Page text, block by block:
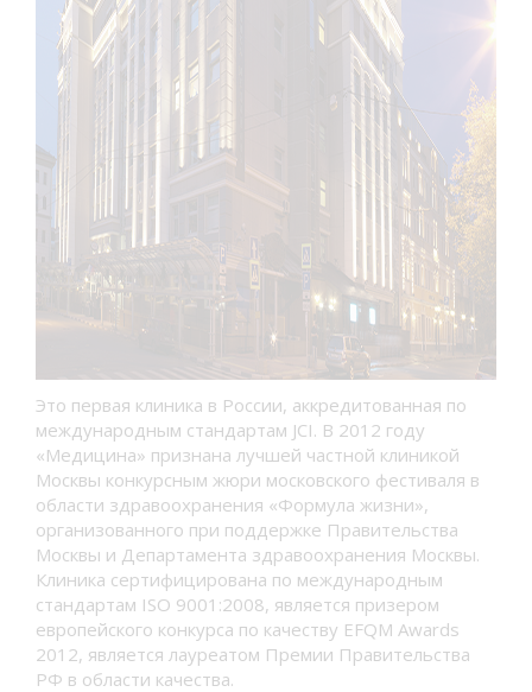
Это первая клиника в России, аккредитованная по
международным стандартам JCI. В 2012 году
«Медицина» признана лучшей частной клиникой
Москвы конкурсным жюри московского фестиваля в
области здравоохранения «Формула жизни»,
организованного при поддержке Правительства
Москвы и Департамента здравоохранения Москвы.
Клиника сертифицирована по международным
стандартам ISO 9001:2008, является призером
европейского конкурса по качеству EFQM Awards
2012, является лауреатом Премии Правительства
РФ в области качества.